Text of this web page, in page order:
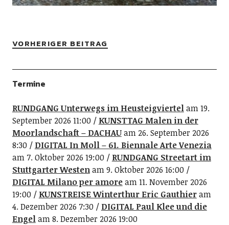
VORHERIGER BEITRAG
Termine
RUNDGANG Unterwegs im Heusteigviertelam 19.
September 2026 11:00
KUNSTTAG Malen in der
Moorlandschaft – DACHAUam 26. September 2026
8:30
DIGITAL In Moll – 61. Biennale Arte Venezia
am 7. Oktober 2026 19:00
RUNDGANG Streetart im
Stuttgarter Westenam 9. Oktober 2026 16:00
DIGITAL Milano per amoream 11. November 2026
19:00
KUNSTREISE Winterthur Eric Gauthieram
4. Dezember 2026 7:30
DIGITAL Paul Klee und die
Engelam 8. Dezember 2026 19:00